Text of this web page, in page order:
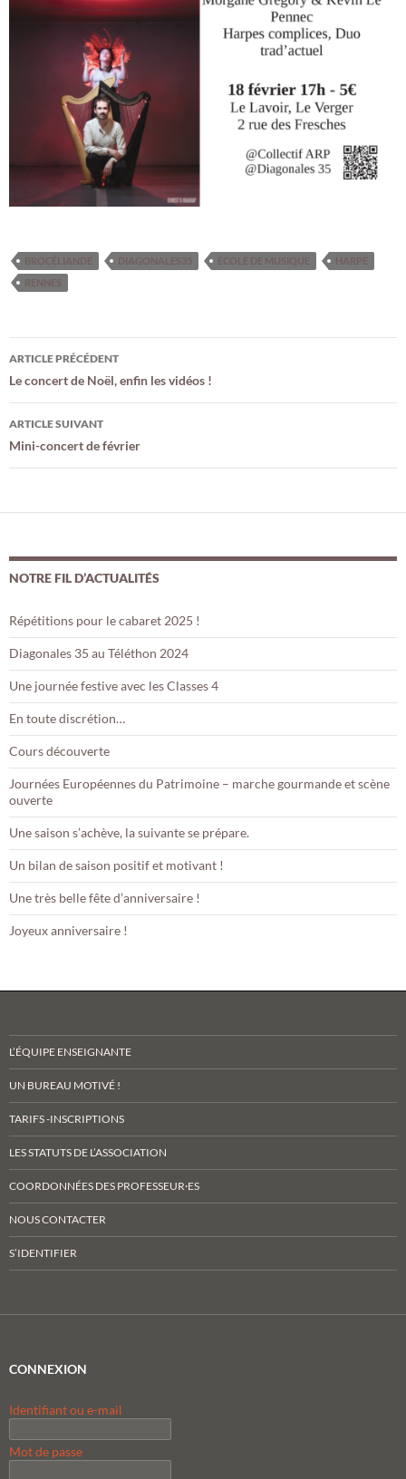
BROCÉLIANDE DIAGONALES35 ÉCOLE DE MUSIQUE
HARPE
RENNES
Navigation
des
articles
ARTICLE PRÉCÉDENT
Le concert de Noël, enfin les vidéos !
ARTICLE SUIVANT
Mini-concert de février
NOTRE FIL D’ACTUALITÉS
Répétitions pour le cabaret 2025 !
Diagonales 35 au Téléthon 2024
Une journée festive avec les Classes 4
En toute discrétion…
Cours découverte
Journées Européennes du Patrimoine – marche gourmande et scène
ouverte
Une saison s’achève, la suivante se prépare.
Un bilan de saison positif et motivant !
Une très belle fête d’anniversaire !
Joyeux anniversaire !
L’ÉQUIPE ENSEIGNANTE
UN BUREAU MOTIVÉ !
TARIFS -INSCRIPTIONS
LES STATUTS DE L’ASSOCIATION
COORDONNÉES DES PROFESSEUR·ES
NOUS CONTACTER
S’IDENTIFIER
CONNEXION
Identifiant ou e-mail
Mot de passe